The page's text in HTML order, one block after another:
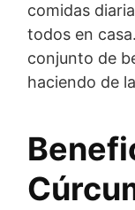
comidas
todos en
conjunto de
haciendo de